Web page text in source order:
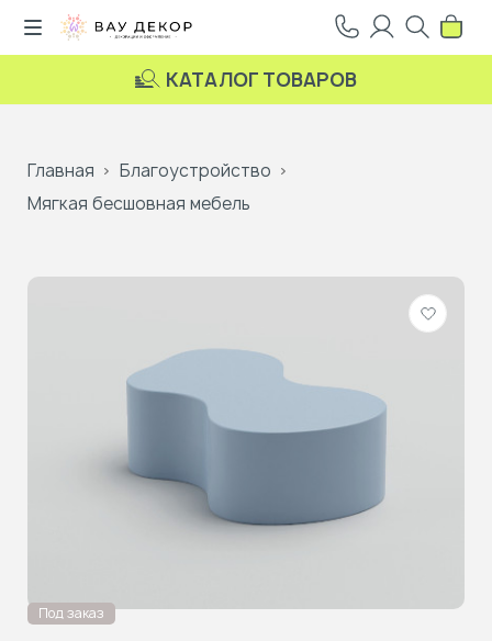
КАТАЛОГ ТОВАРОВ
Главная
Благоустройство
Мягкая бесшовная мебель
в
Под заказ